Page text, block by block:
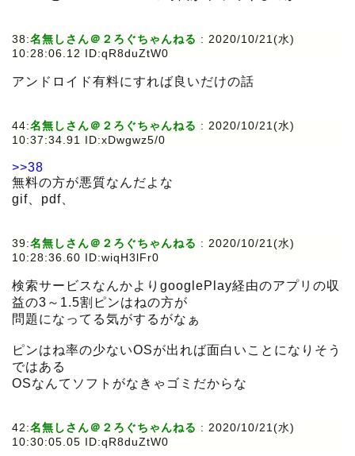
38:名無しさん＠２ろぐちゃんねる : 2020/10/21(水)
10:28:06.12 ID:qR8duZtW0
アンドロイド有料にすれば良いだけの話
44:名無しさん＠２ろぐちゃんねる : 2020/10/21(水)
10:37:34.91 ID:xDwgwz5/0
>>38
無料の方が悪質なんだよな
gif、pdf、
39:名無しさん＠２ろぐちゃんねる : 2020/10/21(水)
10:28:36.60 ID:wiqH3lFr0
検索サービスなんかよりgooglePlay経由のアプリの収
益の3～1.5割ピンはねの方が
問題になってる気がするがなぁ
ピンはね率の少ないOSが出れば面白いことになりそう
ではある
OSなんてソフトがなきゃゴミだからな
42:名無しさん＠２ろぐちゃんねる : 2020/10/21(水)
10:30:05.05 ID:qR8duZtW0